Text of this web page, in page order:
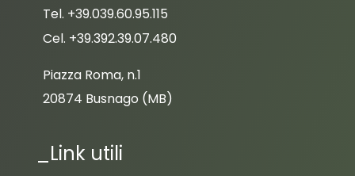
Tel. +39.039.60.95.115
Cel. +39.392.39.07.480
Piazza Roma, n.1
20874 Busnago (MB)
_Link utili